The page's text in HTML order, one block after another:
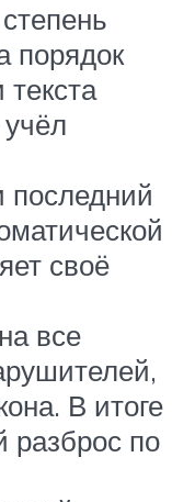
порядок
последний
своё
все
В итоге
по